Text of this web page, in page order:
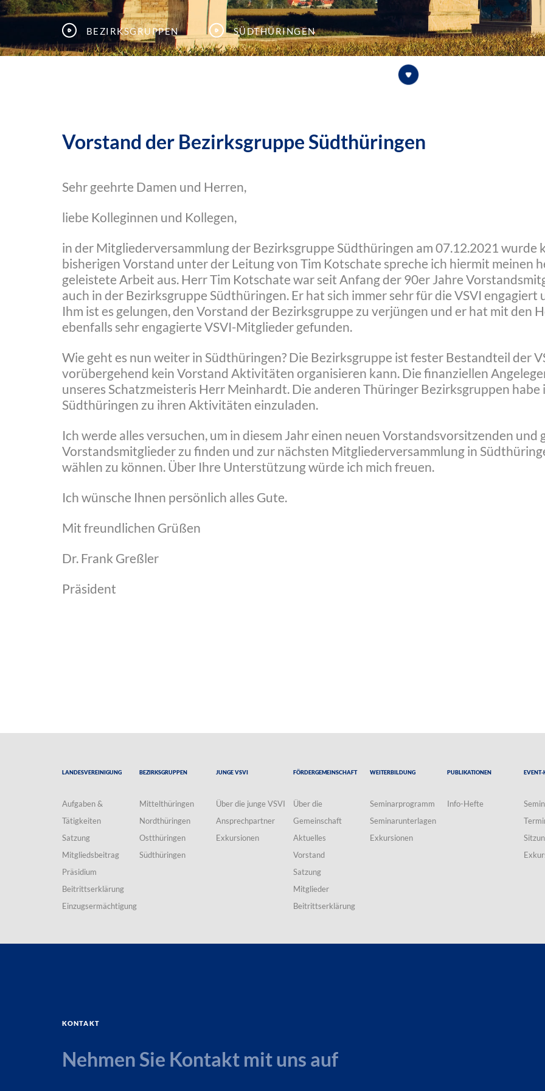
Bezirksgruppen Südthüringen
Vorstand der Bezirksgruppe Südthüringen
Sehr geehrte Damen und Herren,
liebe Kolleginnen und Kollegen,
in der Mitgliederversammlung der Bezirksgruppe Südthüringen am 07.12.2021 wurde
bisherigen Vorstand unter der Leitung von Tim Kotschate spreche ich hiermit meinen
geleistete Arbeit aus. Herr Tim Kotschate war seit Anfang der 90er Jahre
auch in der Bezirksgruppe Südthüringen. Er hat sich immer sehr für die VSVI engagiert
Ihm ist es gelungen, den Vorstand der Bezirksgruppe zu verjüngen und er hat mit den
ebenfalls sehr engagierte VSVI-Mitglieder gefunden.
Wie geht es nun weiter in Südthüringen? Die Bezirksgruppe ist fester Bestandteil der
vorübergehend kein Vorstand Aktivitäten organisieren kann. Die finanziellen
unseres Schatzmeisteris Herr Meinhardt. Die anderen Thüringer Bezirksgruppen
Südthüringen zu ihren Aktivitäten einzuladen.
Ich werde alles versuchen, um in diesem Jahr einen neuen Vorstandsvorsitzenden und
Vorstandsmitglieder zu finden und zur nächsten Mitgliederversammlung in
wählen zu können. Über Ihre Unterstützung würde ich mich freuen.
Ich wünsche Ihnen persönlich alles Gute.
Mit freundlichen Grüßen
Dr. Frank Greßler
Präsident
Landesvereinigung
Aufgaben &
Tätigkeiten
Satzung
Mitgliedsbeitrag
Präsidium
Beitrittserklärung
Einzugsermächtigung
Bezirksgruppen
Mittelthüringen
Nordthüringen
Ostthüringen
Südthüringen
Junge VSVI
Über die junge VSVI
Ansprechpartner
Exkursionen
Fördergemeinschaft
Über die
Gemeinschaft
Aktuelles
Vorstand
Satzung
Mitglieder
Beitrittserklärung
Weiterbildung
Seminarprogramm
Seminarunterlagen
Exkursionen
Publikationen
Info-Hefte
Kontakt
Nehmen Sie Kontakt mit uns auf